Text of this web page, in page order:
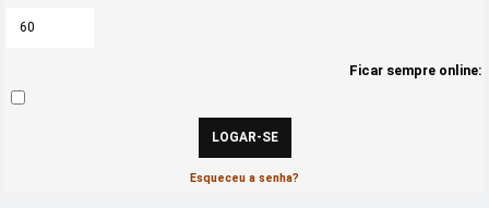
Ficar sempre online:
Esqueceu a senha?